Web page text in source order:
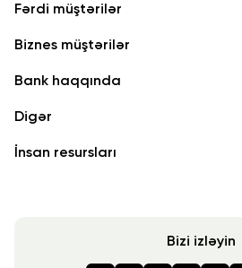
Fərdi müştərilər
Biznes müştərilər
Bank haqqında
Digər
İnsan resursları
Bizi izləyin